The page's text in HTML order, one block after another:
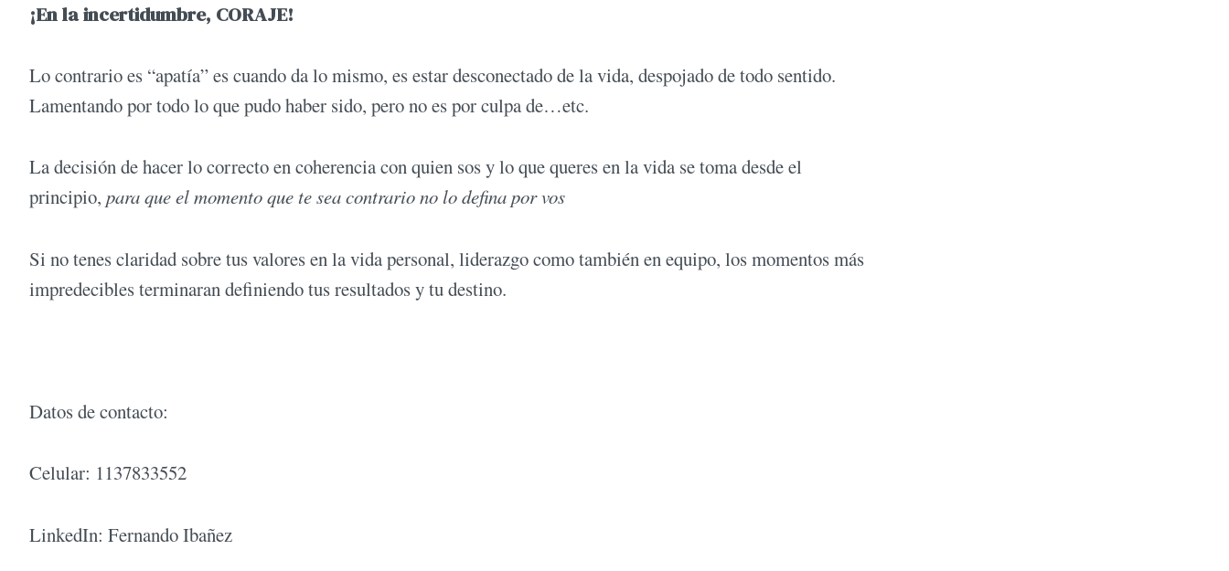
¡En la incertidumbre, CORAJE!
Lo contrario es “apatía” es cuando da lo mismo, es estar desconectado de la vida, despojado de todo sentido.
Lamentando por todo lo que pudo haber sido, pero no es por culpa de…etc.
La decisión de hacer lo correcto en coherencia con quien sos y lo que queres en la vida se toma desde el
principio, para que el momento que te sea contrario no lo defina por vos
Si no tenes claridad sobre tus valores en la vida personal, liderazgo como también en equipo, los momentos más
impredecibles terminaran definiendo tus resultados y tu destino.
Datos de contacto:
Celular: 1137833552
LinkedIn: Fernando Ibañez